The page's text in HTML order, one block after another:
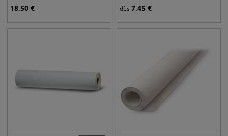
18,50 € dès 7,45 €